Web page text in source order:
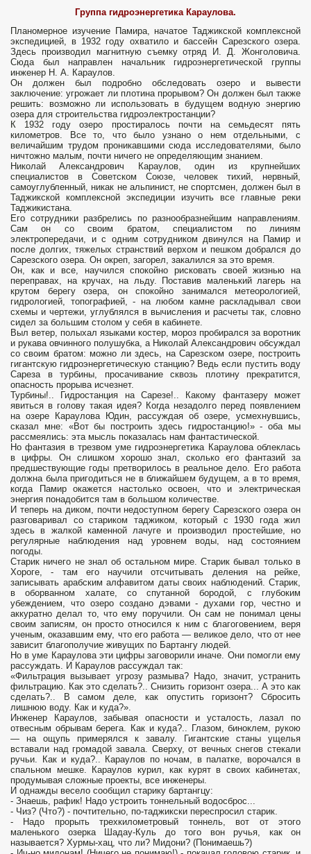
Группа гидроэнергетика Караулова.
Планомерное изучение Памира, начатое Таджикской комплексной
экспедицией, в 1932 году охватило и бассейн Сарезского озера.
Здесь производил магнитную съемку отряд И. Д. Жонголовича.
Сюда был направлен начальник гидроэнергетической группы
инженер Н. А. Караулов.
Он должен был подробно обследовать озеро и вывести
заключение: угрожает ли плотина прорывом? Он должен был также
решить: возможно ли использовать в будущем водную энергию
озера для строительства гидроэлектростанции?
К 1932 году озеро простиралось почти на семьдесят пять
километров. Все то, что было узнано о нем отдельными, с
величайшим трудом проникавшими сюда исследователями, было
ничтожно малым, почти ничего не определяющим знанием.
Николай Александрович Караулов, один из крупнейших
специалистов в Советском Союзе, человек тихий, нервный,
самоуглубленный, никак не альпинист, не спортсмен, должен был в
Таджикской комплексной экспедиции изучить все главные реки
Таджикистана.
Его сотрудники разбрелись по разнообразнейшим направлениям.
Сам он со своим братом, специалистом по линиям
электропередачи, и с одним сотрудником двинулся на Памир и
после долгих, тяжелых странствий верхом и пешком добрался до
Сарезского озера. Он окреп, загорел, закалился за это время.
Он, как и все, научился спокойно рисковать своей жизнью на
переправах, на кручах, на льду. Поставив маленький лагерь на
крутом берегу озера, он спокойно занимался метеорологией,
гидрологией, топографией, - на любом камне раскладывал свои
схемы и чертежи, углублялся в вычисления и расчеты так, словно
сидел за большим столом у себя в кабинете.
Выл ветер, полыхал языками костер, мороз пробирался за воротник
и рукава овчинного полушубка, а Николай Александрович обсуждал
со своим братом: можно ли здесь, на Сарезском озере, построить
гигантскую гидроэнергетическую станцию? Ведь если пустить воду
Сареза в турбины, просачивание сквозь плотину прекратится,
опасность прорыва исчезнет.
Турбины!.. Гидростанция на Сарезе!.. Какому фантазеру может
явиться в голову такая идея? Когда незадолго перед появлением
на озере Караулова Юдин, рассуждая об озере, усмехнувшись,
сказал мне: «Вот бы построить здесь гидростанцию!» - оба мы
рассмеялись: эта мысль показалась нам фантастической.
Но фантазия в трезвом уме гидроэнергетика Караулова облеклась
в цифры. Он слишком хорошо знал, сколько его фантазий за
предшествующие годы претворилось в реальное дело. Его работа
должна была пригодиться не в ближайшем будущем, а в то время,
когда Памир окажется настолько освоен, что и электрическая
энергия понадобится там в большом количестве.
И теперь на диком, почти недоступном берегу Сарезского озера он
разговаривал со стариком таджиком, который с 1930 года жил
здесь в жалкой каменной лачуге и производил простейшие, но
регулярные наблюдения над уровнем воды, над состоянием
погоды.
Старик ничего не знал об остальном мире. Старик бывал только в
Хороге, - там его научили отсчитывать деления на рейке,
записывать арабским алфавитом даты своих наблюдений. Старик,
в оборванном халате, со спутанной бородой, с глубоким
убеждением, что озеро создано дэвами - духами гор, честно и
аккуратно делал то, что ему поручили. Он сам не понимал цены
своим записям, он просто относился к ним с благоговением, веря
ученым, оказавшим ему, что его работа — великое дело, что от нee
зависит благополучие живущих по Бартангу людей.
Но в уме Караулова эти цифры заговорили иначе. Они помогли ему
рассуждать. И Караулов рассуждал так:
«Фильтрация вызывает угрозу размыва? Надо, значит, устранить
фильтрацию. Как это сделать?.. Снизить горизонт озера... А это как
сделать?.. В самом деле, как опустить горизонт? Сбросить
лишнюю воду. Как и куда?».
Инженер Караулов, забывая опасности и усталость, лазал по
отвесным обрывам берега. Как и куда?.. Глазом, биноклем, рукою
— на ощупь примерялся к завалу. Гигантские станы ущелья
вставали над громадой завала. Сверху, от вечных снегов стекали
ручьи. Как и куда?.. Караулов по ночам, в палатке, ворочался в
спальном мешке. Караулов курил, как курят в своих кабинетах,
продумывая сложные проекты, все инженеры.
И однажды весело сообщил старику бартангцу:
- Знаешь, рафик! Надо устроить тоннельный водосброс...
- Чиз? (Что?) - почтительно, по-таджикски переспросил старик.
- Надо прорыть трехкилометровый тоннель, вот от этого
маленького озерка Шадау-Куль до того вон ручья, как он
называется? Хурмы-хац, что ли? Мидони? (Понимаешь?)